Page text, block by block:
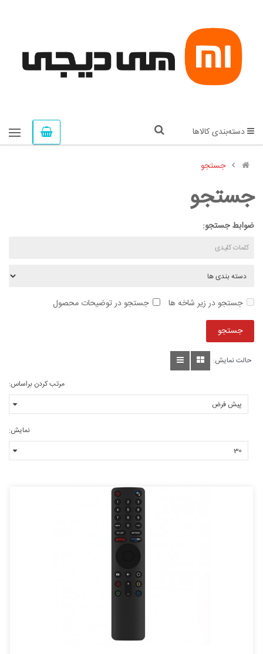
دسته‌بندی کالاها
جستجو
جستجو
ضوابط جستجو:
جستجو در زیر شاخه ها جستجو در توضیحات محصول
حالت نمایش:
مرتب کردن براساس:
نمایش: